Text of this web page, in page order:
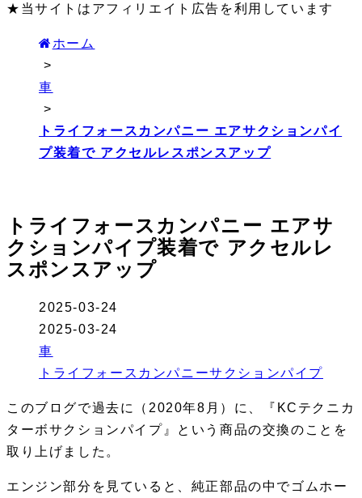
★当サイトはアフィリエイト広告を利用しています
ホーム
>
車
>
トライフォースカンパニー エアサクションパイ
プ装着で アクセルレスポンスアップ
トライフォースカンパニー エアサ
クションパイプ装着で アクセルレ
スポンスアップ
2025-03-24
2025-03-24
車
トライフォースカンパニーサクションパイプ
このブログで過去に（2020年8月）に、『 KCテクニカ
ターボサクションパイプ 』という商品の交換のことを
取り上げました。
エンジン部分を見ていると、純正部品の中でゴムホー